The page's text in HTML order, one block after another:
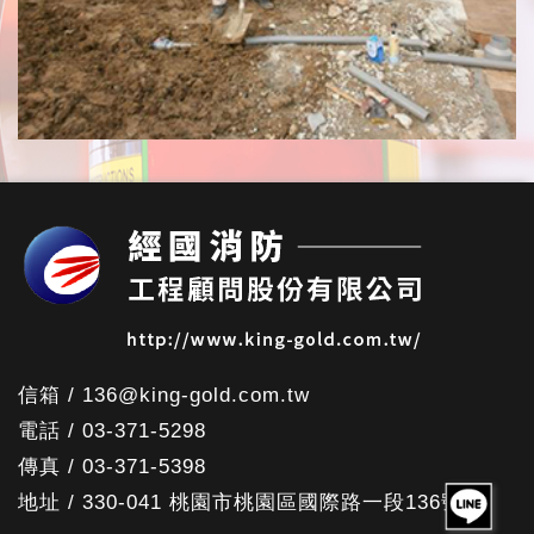
信箱 / 136@king-gold.com.tw
電話 / 03-371-5298
傳真 / 03-371-5398
地址 / 330-041 桃園市桃園區國際路一段136號